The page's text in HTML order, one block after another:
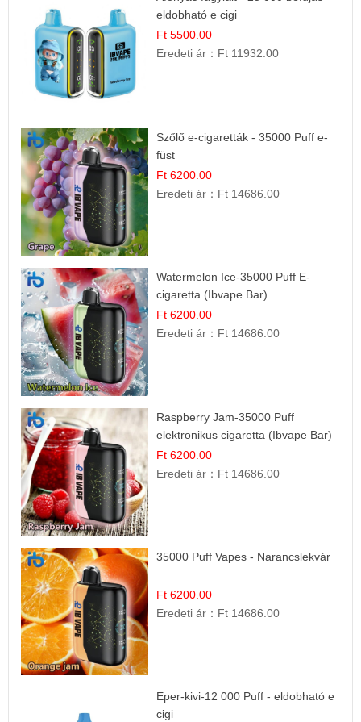
eldobható e cigi
Ft 5500.00
Eredeti ár： Ft 11932.00
Szőlő e-cigaretták - 35000 Puff e-
füst
Ft 6200.00
Eredeti ár： Ft 14686.00
Watermelon Ice-35000 Puff E-
cigaretta (Ibvape Bar)
Ft 6200.00
Eredeti ár： Ft 14686.00
Raspberry Jam-35000 Puff
elektronikus cigaretta (Ibvape Bar)
Ft 6200.00
Eredeti ár： Ft 14686.00
35000 Puff Vapes - Narancslekvár
Ft 6200.00
Eredeti ár： Ft 14686.00
Eper-kivi-12 000 Puff - eldobható e
cigi